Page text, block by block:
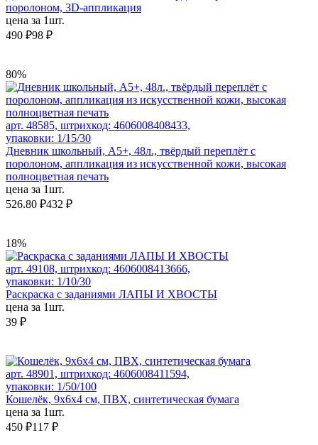
поролоном, 3D-аппликация
цена за 1шт.
490 ₽98 ₽
80%
арт. 48585, штрихкод: 4606008408433,
упаковки: 1/15/30
Дневник школьный, А5+, 48л., твёрдый переплёт с
поролоном, аппликация из искусственной кожи, высокая
полноцветная печать
цена за 1шт.
526.80 ₽432 ₽
18%
арт. 49108, штрихкод: 4606008413666,
упаковки: 1/10/30
Раскраска с заданиями ЛАПЫ И ХВОСТЫ
цена за 1шт.
39 ₽
арт. 48901, штрихкод: 4606008411594,
упаковки: 1/50/100
Кошелёк, 9х6х4 см, ПВХ, синтетическая бумага
цена за 1шт.
450 ₽117 ₽